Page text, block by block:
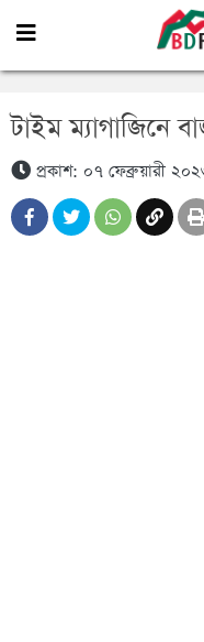
টাইম ম্যাগাজিনে
প্রকাশ: ০৭ ফেব্রুয়ারী